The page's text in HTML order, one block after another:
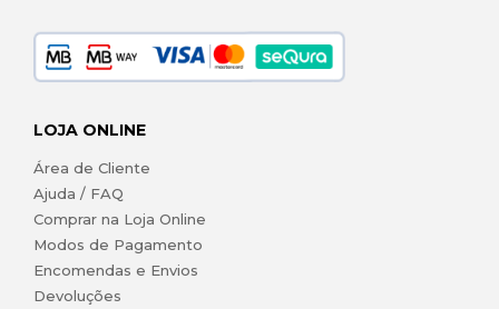
LOJA ONLINE
Área de Cliente
Ajuda / FAQ
Comprar na Loja Online
Modos de Pagamento
Encomendas e Envios
Devoluções